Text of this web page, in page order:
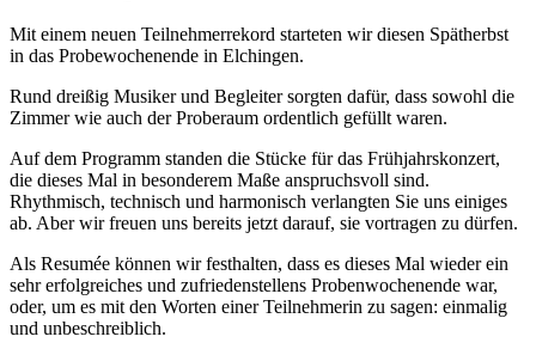
Mit einem neuen Teilnehmerrekord starteten wir diesen Spätherbst
in das Probewochenende in Elchingen.
Rund dreißig Musiker und Begleiter sorgten dafür, dass sowohl die
Zimmer wie auch der Proberaum ordentlich gefüllt waren.
Auf dem Programm standen die Stücke für das Frühjahrskonzert,
die dieses Mal in besonderem Maße anspruchsvoll sind.
Rhythmisch, technisch und harmonisch verlangten Sie uns einiges
ab. Aber wir freuen uns bereits jetzt darauf, sie vortragen zu dürfen.
Als Resumée können wir festhalten, dass es dieses Mal wieder ein
sehr erfolgreiches und zufriedenstellens Probenwochenende war,
oder, um es mit den Worten einer Teilnehmerin zu sagen: einmalig
und unbeschreiblich.